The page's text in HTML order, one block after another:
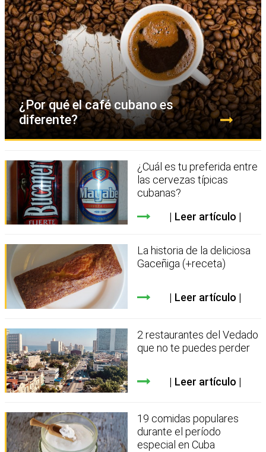
¿Por qué el café cubano es
diferente?
¿Cuál es tu preferida entre
las cervezas típicas
cubanas?
Leer artículo
La historia de la deliciosa
Gaceñiga (+receta)
Leer artículo
2 restaurantes del Vedado
que no te puedes perder
Leer artículo
19 comidas populares
durante el período
especial en Cuba